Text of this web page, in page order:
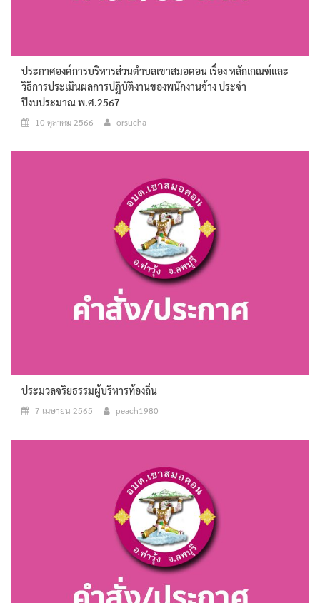
ประกาศองค์การบริหารส่วนตำบลเขาสมอคอน เรื่อง หลักเกณฑ์และ
วิธีการประเมินผลการปฏิบัติงานของพนักงานจ้าง ประจำ
ปีงบประมาณ พ.ศ.2567
10 ตุลาคม 2566 orsucha
ประมวลจริยธรรมผู้บริหารท้องถิ่น
7 เมษายน 2565 peach1980